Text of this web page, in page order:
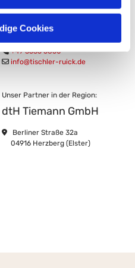
Cookies
Tischlerei Ruick
Rahnisdorf 6
04916 Herzberg (Elster)
 +49 3535 5850
 info@tischler-ruick.de
Unser Partner in der Region:
dtH Tiemann GmbH
 Berliner Straße 32a
04916 Herzberg (Elster)